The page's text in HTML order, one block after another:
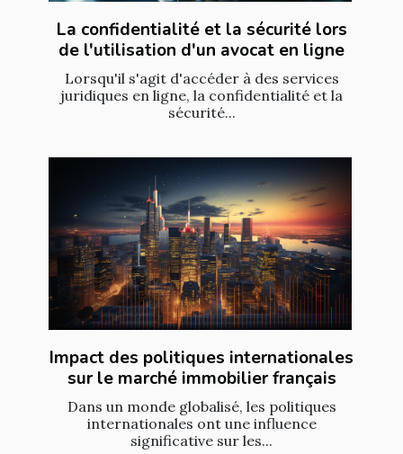
La confidentialité et la sécurité lors
de l'utilisation d'un avocat en ligne
Lorsqu'il s'agit d'accéder à des services
juridiques en ligne, la confidentialité et la
sécurité...
Impact des politiques internationales
sur le marché immobilier français
Dans un monde globalisé, les politiques
internationales ont une influence
significative sur les...